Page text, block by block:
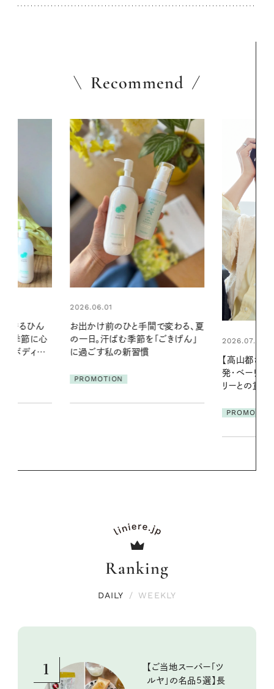
Recommend
変わる、夏
ごきげん」
2026.07.21
リーとの重ねづけも素敵な大人の
2026.07.24
る【大人気の
Ranking
DAILY / WEEKLY
1
【ご当地スーパー「ツ
ルヤ」の名品5選】長